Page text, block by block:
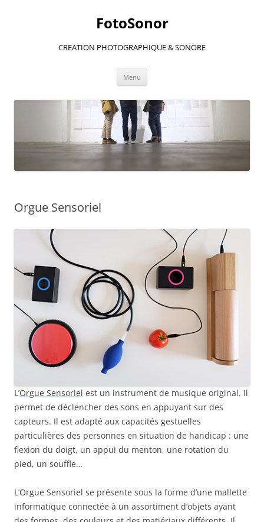
FotoSonor
CREATION PHOTOGRAPHIQUE & SONORE
Menu
Orgue Sensoriel
L’Orgue Sensoriel est un instrument de musique original. Il
permet de déclencher des sons en appuyant sur des
capteurs. Il est adapté aux capacités gestuelles
particulières des personnes en situation de handicap : une
flexion du doigt, un appui du menton, une rotation du
pied, un souffle…
L’Orgue Sensoriel se présente sous la forme d’une mallette
informatique connectée à un assortiment d’objets ayant